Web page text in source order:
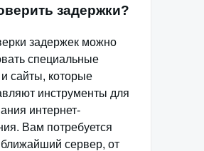
задержки?
задержек можно
специальные
сайты, которые
инструменты для
интернет-
Вам потребуется
сервер, от